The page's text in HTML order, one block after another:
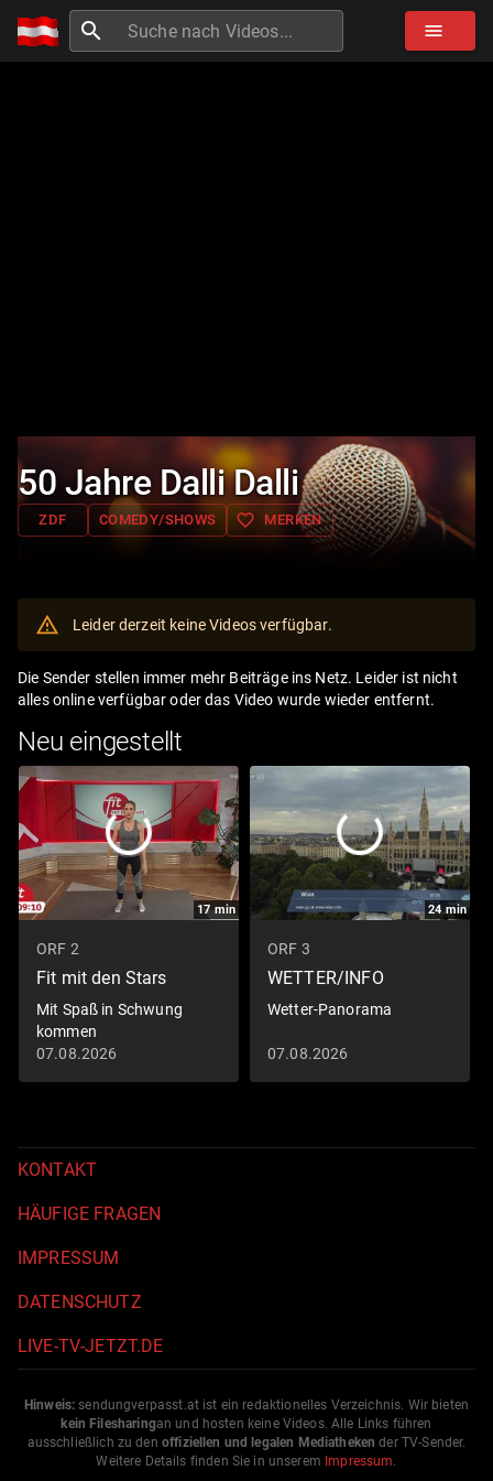
search menu
50 Jahre Dalli Dalli
ZDF COMEDY/SHOWS favorite_border MERKEN
Leider derzeit keine Videos verfügbar.
Die Sender stellen immer mehr Beiträge ins Netz. Leider ist nicht
alles online verfügbar oder das Video wurde wieder entfernt.
Neu eingestellt
17min
ORF 2
Fit mit den Stars
Mit Spaß in Schwung
kommen
07.08.2026
24min
ORF 3
WETTER/INFO
Wetter-Panorama
07.08.2026
KONTAKT
HÄUFIGE FRAGEN
IMPRESSUM
DATENSCHUTZ
LIVE-TV-JETZT.DE
Hinweis: sendungverpasst.at ist ein redaktionelles Verzeichnis. Wir bieten
kein Filesharingan und hosten keine Videos. Alle Links führen
ausschließlich zu den offiziellen und legalen Mediatheken der TV-Sender.
Weitere Details finden Sie in unserem Impressum.